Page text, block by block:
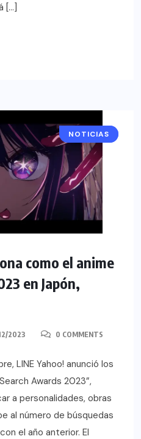
[…]
ANIME
NOTICIAS
como el anime
en Japón,
2023 0 COMMENTS
LINE Yahoo! anunció los
Awards 2023”,
a personalidades, obras
al número de búsquedas
el año anterior. El